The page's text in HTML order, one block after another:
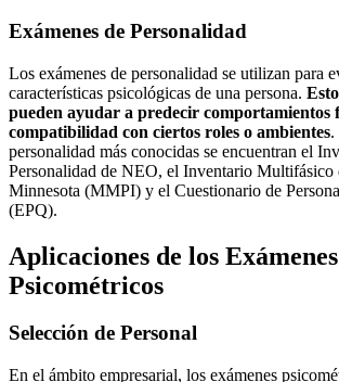
Exámenes de Personalidad
Los exámenes de personalidad se utilizan para
características psicológicas de una persona.
pueden ayudar a predecir comportamientos
compatibilidad con ciertos roles o ambientes.
personalidad más conocidas se encuentran el
Personalidad de NEO, el Inventario Multifásico
Minnesota (MMPI) y el Cuestionario de
(EPQ).
Aplicaciones de los Exámenes
Psicométricos
Selección de Personal
En el ámbito empresarial, los exámenes